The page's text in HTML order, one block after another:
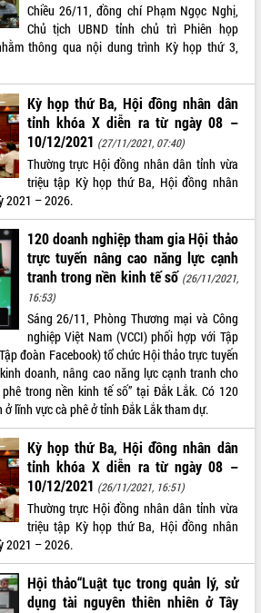
nhân Kỷ
thực
Công bố
tỉnh Đắk
Quy
quy
2030,
của các
vụ cơ
chung
mô hình
4
đẩy
tỉnh
Chiều 26/11, đồng chí Phạm Ngọc Nghị,
Chủ tịch UBND tỉnh chủ trì Phiên họp
thông qua nội dung trình Kỳ họp thứ 3,
Kỳ họp thứ Ba, Hội đồng nhân dân
tỉnh khóa X diễn ra từ ngày 08 –
10/12/2021 (27/11/2021, 07:40)
Thường trực Hội đồng nhân dân tỉnh vừa
triệu tập Kỳ họp thứ Ba, Hội đồng nhân
2021 – 2026.
120 doanh nghiệp tham gia Hội thảo
trực tuyến nâng cao năng lực cạnh
tranh trong nền kinh tế số (26/11/2021,
16:53)
Sáng 26/11, Phòng Thương mại và Công
nghiệp Việt Nam (VCCI) phối hợp với Tập
đoàn Facebook) tổ chức Hội thảo trực tuyến
doanh, nâng cao năng lực cạnh tranh cho
trong nền kinh tế số” tại Đắk Lắk. Có 120
lĩnh vực cà phê ở tỉnh Đắk Lắk tham dự.
Kỳ họp thứ Ba, Hội đồng nhân dân
tỉnh khóa X diễn ra từ ngày 08 –
10/12/2021 (26/11/2021, 16:51)
Thường trực Hội đồng nhân dân tỉnh vừa
triệu tập Kỳ họp thứ Ba, Hội đồng nhân
2021 – 2026.
Hội thảo“Luật tục trong quản lý, sử
dụng tài nguyên thiên nhiên ở Tây